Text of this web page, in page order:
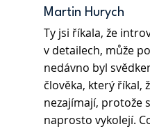
Martin Hurych
Ty jsi říkala, že
v detailech, může
nedávno byl
člověka, který říkal,
nezajímají, protože
naprosto vykolejí.